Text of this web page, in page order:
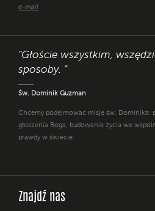
e-mail
"Głoście wszystkim,
sposoby. "
Św. Dominik Guzman
Chcemy podejmować misję św. Dominika:
głoszenia Boga, budowanie życia we
prawdy w świecie.
Znajdź nas